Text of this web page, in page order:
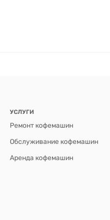
УСЛУГИ
Ремонт кофемашин
Обслуживание кофемашин
Аренда кофемашин